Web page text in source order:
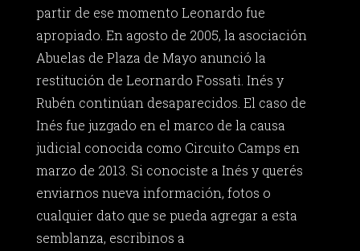
partir de ese momento Leonardo fue
apropiado. En agosto de 2005, la asociación
Abuelas de Plaza de Mayo anunció la
restitución de Leornardo Fossati. Inés y
Rubén continúan desaparecidos. El caso de
Inés fue juzgado en el marco de la causa
judicial conocida como Circuito Camps en
marzo de 2013. Si conociste a Inés y querés
enviarnos nueva información, fotos o
cualquier dato que se pueda agregar a esta
semblanza, escribinos a